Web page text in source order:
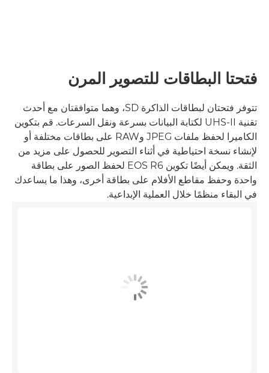
فتحتا البطاقات للتصوير المرن
تتوفر فتحتان لبطاقات الذاكرة SD، وهما متوافقتان مع أحدث
تقنية UHS-II لكتابة البيانات بسرعة ونقل السرعات. قم بتكوين
الكاميرا لحفظ ملفات JPEG وRAW على بطاقات مختلفة أو
لإنشاء نسخة احتياطية في أثناء التصوير للحصول على مزيد من
الثقة. ويمكن أيضًا تكوين EOS R6 لحفظ الصور على بطاقة
واحدة وحفظ مقاطع الأفلام على بطاقة أخرى، وهذا ما يساعدك
في البقاء منظمًا خلال العملية الإبداعية.